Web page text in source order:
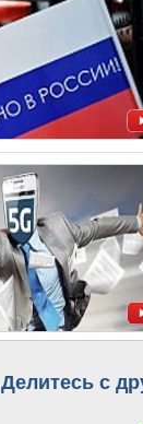
Делитесь с